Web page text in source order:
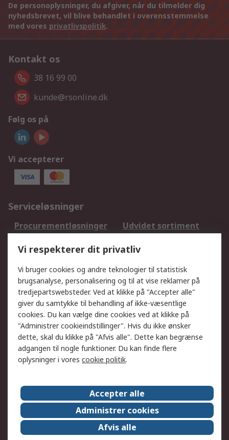
De personoplysninger, du afgiver, når du tilmelder dig
nyhedsbrevet, vil blive behandlet i overensstemmelse
med vores privatlivspolitik.
Kontakt os
38 16 99 00
kunde@rsonline.dk
Følg os på
Vi accepterer
Serviceløsninger
Procurementløsninger
Udvidet sortiment
DesignSpark
Teknisk Support
Dit lokale salgsteam
Eksportløsninger
Support
Få hjælp
Returnering
Levering
Spor min ordre
Fakturakopi
Betalingsmuligheder
Fordele med Mit RS
Okdo
Om RS
Salgsbetingelser
Det juridiske
Pressecenter
Job hos RS
ESG
Vi respekterer dit privatliv
Vi bruger cookies og andre teknologier til statistisk
brugsanalyse, personalisering og til at vise reklamer på
tredjepartswebsteder. Ved at klikke på "Accepter alle"
giver du samtykke til behandling af ikke-væsentlige
cookies. Du kan vælge dine cookies ved at klikke på
"Administrer cookieindstillinger". Hvis du ikke ønsker
dette, skal du klikke på "Afvis alle". Dette kan begrænse
adgangen til nogle funktioner. Du kan finde flere
oplysninger i vores cookie politik.
Accepter alle
Administrer cookies
Afvis alle